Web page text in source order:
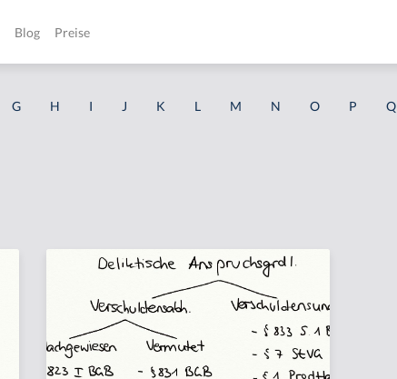
Blog Preise
G H I J K L M N O P Q